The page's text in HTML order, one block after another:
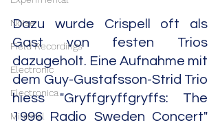
Noise
Field Recordings
Electronic
Electronica
Minimal
Dazu wurde Crispell oft als
Gast von festen Trios
dazugeholt. Eine Aufnahme mit
dem Guy-Gustafsson-Strid Trio
hiess "Gryffgryffgryffs: The
1996 Radio Sweden Concert"